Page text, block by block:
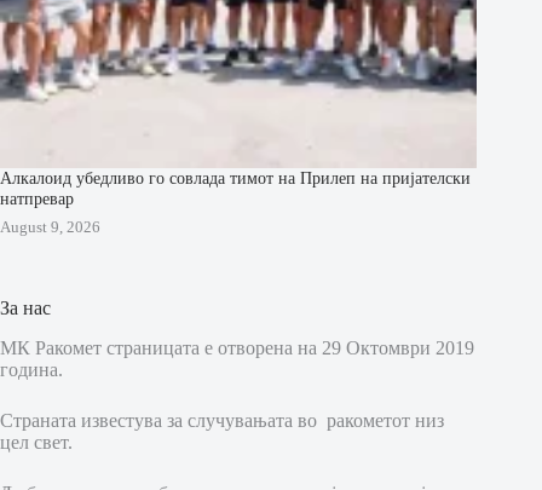
Алкалоид убедливо го совлада тимот на Прилеп на пријателски
натпревар
August 9, 2026
За нас
МК Ракомет страницата е отворена на 29 Октомври 2019
година.
Страната известува за случувањата во ракометот низ
цел свет.